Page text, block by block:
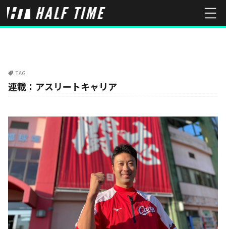
TAG
連載：アスリートキャリア